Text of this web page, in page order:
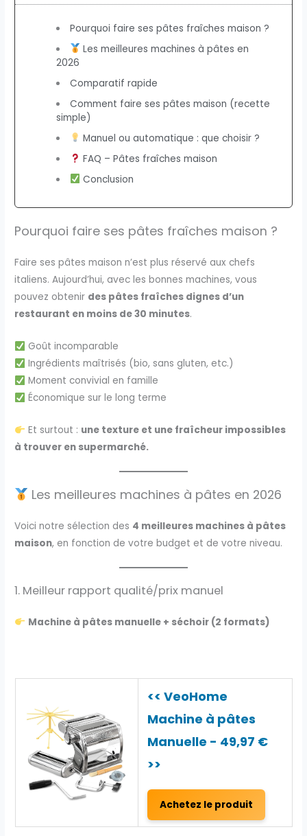
Pourquoi faire ses pâtes fraîches maison ?
Les meilleures machines à pâtes en
2026
Comparatif rapide
Comment faire ses pâtes maison (recette
simple)
Manuel ou automatique : que choisir ?
FAQ – Pâtes fraîches maison
Conclusion
Pourquoi faire ses pâtes fraîches maison ?
Faire ses pâtes maison n’est plus réservé aux chefs
italiens. Aujourd’hui, avec les bonnes machines, vous
pouvez obtenir des pâtes fraîches dignes d’un
restaurant en moins de 30 minutes.
Goût incomparable
Ingrédients maîtrisés (bio, sans gluten, etc.)
Moment convivial en famille
Économique sur le long terme
Et surtout : une texture et une fraîcheur impossibles
à trouver en supermarché.
Les meilleures machines à pâtes en 2026
Voici notre sélection des 4 meilleures machines à pâtes
maison, en fonction de votre budget et de votre niveau.
1. Meilleur rapport qualité/prix manuel
Machine à pâtes manuelle + séchoir (2 formats)
<< VeoHome
Machine à pâtes
Manuelle - 49,97 €
>>
Achetez le produit